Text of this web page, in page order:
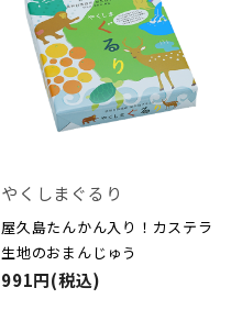
やくしまぐるり
屋久島たんかん入り！カステラ
生地のおまんじゅう
991円(税込)